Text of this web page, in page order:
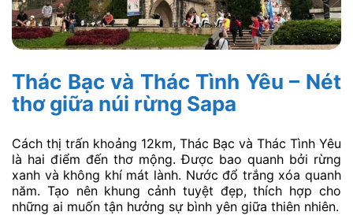
Thác Bạc và Thác Tình Yêu – Nét
thơ giữa núi rừng Sapa
Cách thị trấn khoảng 12km, Thác Bạc và Thác Tình Yêu
là hai điểm đến thơ mộng. Được bao quanh bởi rừng
xanh và không khí mát lành. Nước đổ trắng xóa quanh
năm. Tạo nên khung cảnh tuyệt đẹp, thích hợp cho
những ai muốn tận hưởng sự bình yên giữa thiên nhiên.